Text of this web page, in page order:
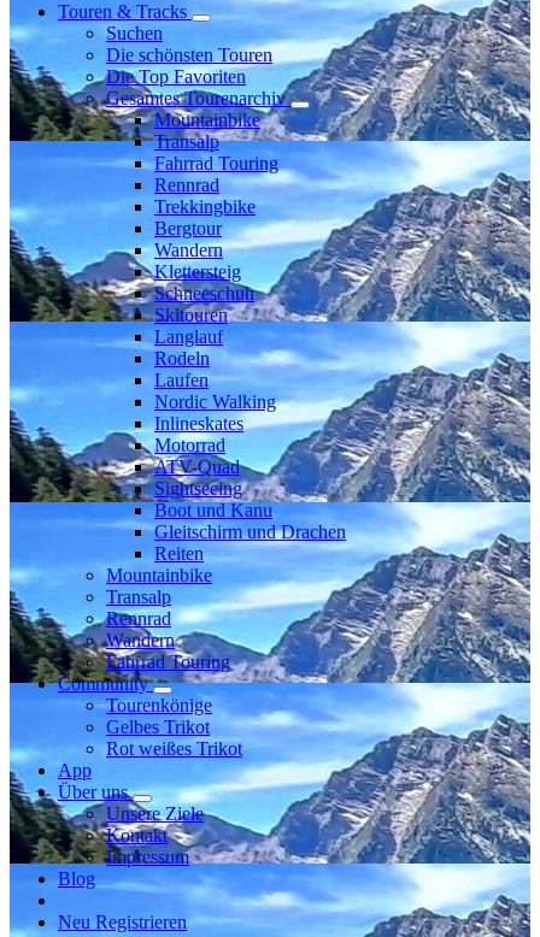
Touren & Tracks
Suchen
Die schönsten Touren
Die Top Favoriten
Gesamtes Tourenarchiv
Mountainbike
Transalp
Fahrrad Touring
Rennrad
Trekkingbike
Bergtour
Wandern
Klettersteig
Schneeschuh
Skitouren
Langlauf
Rodeln
Laufen
Nordic Walking
Inlineskates
Motorrad
ATV-Quad
Sightseeing
Boot und Kanu
Gleitschirm und Drachen
Reiten
Mountainbike
Transalp
Rennrad
Wandern
Fahrrad Touring
Community
Tourenkönige
Gelbes Trikot
Rot weißes Trikot
App
Über uns
Unsere Ziele
Kontakt
Impressum
Blog
Neu Registrieren